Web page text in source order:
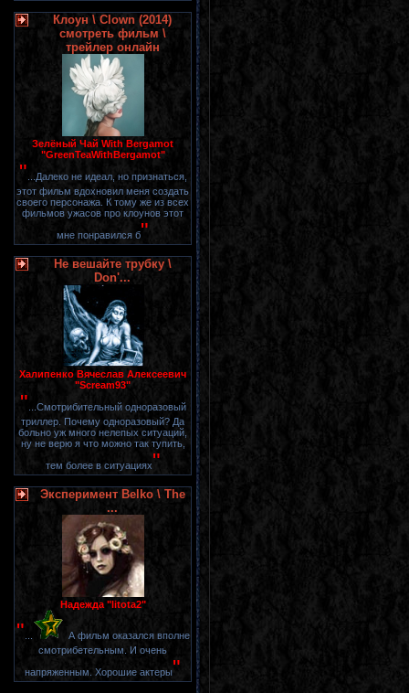
Клоун \ Clown (2014)
смотреть фильм \
трейлер онлайн
Зелёный Чай With Bergamot
"GreenTeaWithBergamot"
" ...Далеко не идеал, но признаться,
этот фильм вдохновил меня создать
своего персонажа. К тому же из всех
фильмов ужасов про клоунов этот
мне понравился б"
Не вешайте трубку \
Don'...
Халипенко Вячеслав Алексеевич
"Scream93"
" ...Смотрибительный одноразовый
триллер. Почему одноразовый? Да
больно уж много нелепых ситуаций,
ну не верю я что можно так тупить,
тем более в ситуациях"
Эксперимент Belko \ The
...
Надежда "litota2"
"
А фильм оказался вполне
смотрибетельным. И очень
напряженным. Хорошие актеры"